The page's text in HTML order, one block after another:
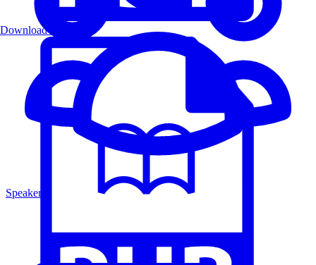
Speakers
Download PDF